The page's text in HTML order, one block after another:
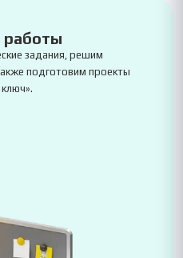
задания, решим
подготовим проекты